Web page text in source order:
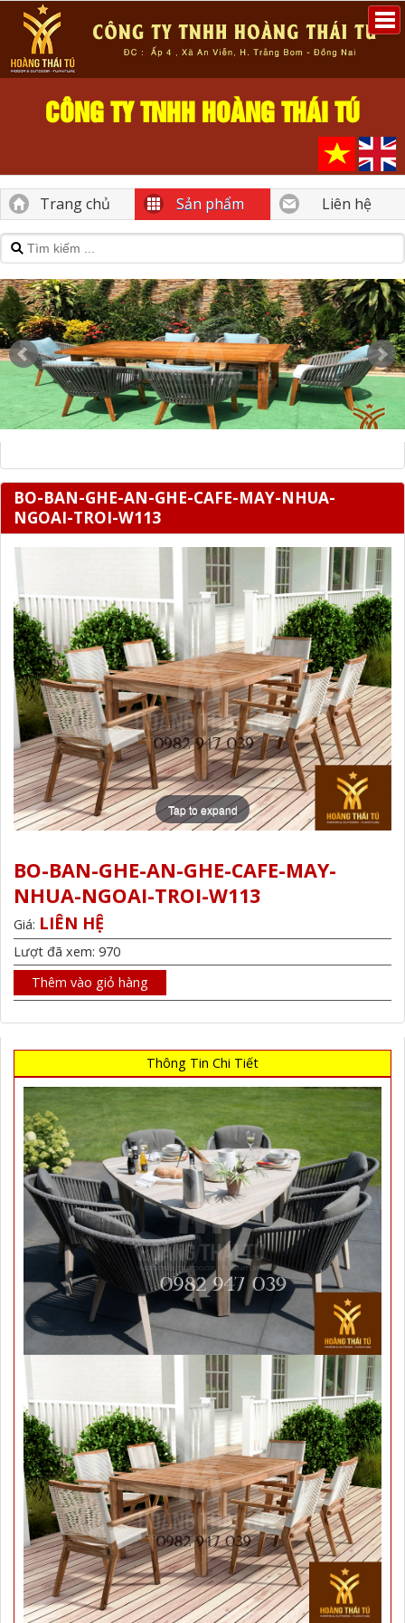
CÔNG TY TNHH HOÀNG THÁI TÚ
Trang chủ Sản phẩm Liên hệ
BO-BAN-GHE-AN-GHE-CAFE-MAY-NHUA-
NGOAI-TROI-W113
Tap to expand
BO-BAN-GHE-AN-GHE-CAFE-MAY-
NHUA-NGOAI-TROI-W113
Giá: LIÊN HỆ
Lượt đã xem: 970
Thêm vào giỏ hàng
Thông Tin Chi Tiết